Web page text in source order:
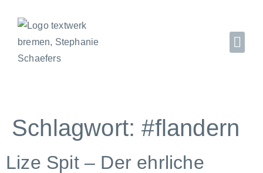
Schlagwort:#flandern
Lize Spit – Der ehrliche